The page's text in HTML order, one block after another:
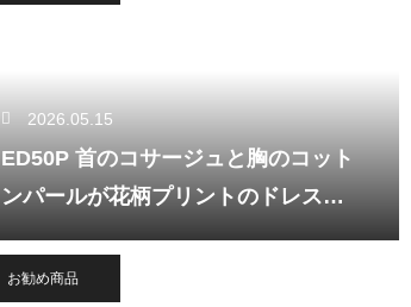
2026.05.15
ED50P 首のコサージュと胸のコット
ンパールが花柄プリントのドレスを
引立てます。
お勧め商品